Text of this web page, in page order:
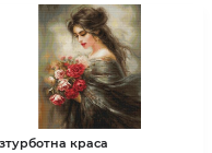
краса